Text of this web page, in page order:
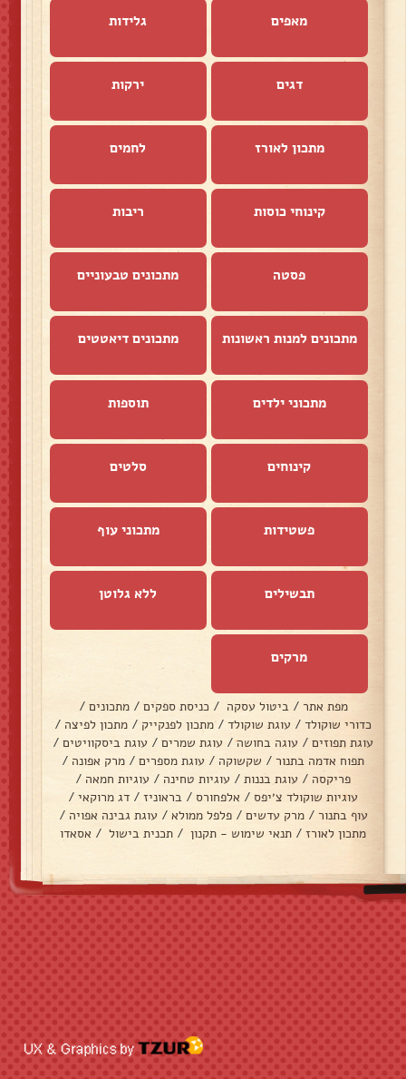
מאפים גלידות
דגים ירקות
מתכון לאורז לחמים
קינוחי כוסות ריבות
פסטה מתכונים טבעוניים
מתכונים למנות ראשונות מתכונים דיאטטים
מתכוני ילדים תוספות
קינוחים סלטים
פשטידות מתכוני עוף
תבשילים ללא גלוטן
מרקים
מפת אתר / ביטול עסקה / כניסת ספקים / מתכונים /
כדורי שוקולד / עוגת שוקולד / מתכון לפנקייק / מתכון לפיצה /
עוגת תפוזים / עוגה בחושה / עוגת שמרים / עוגת ביסקוויטים /
תפוח אדמה בתנור / שקשוקה / עוגת מספרים / מרק אפונה /
פריקסה / עוגת בננות / עוגיות טחינה / עוגיות חמאה /
עוגיות שוקולד צ׳יפס / אלפחורס / בראוניז / דג מרוקאי /
עוף בתנור / מרק עדשים / פלפל ממולא / עוגת גבינה אפויה /
מתכון לאורז / תנאי שימוש - תקנון / תכנית בישול / אסאדו